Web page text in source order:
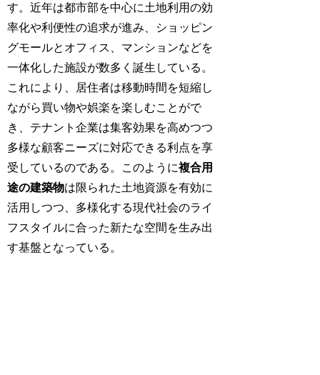
す。近年は都市部を中心に土地利用の効
率化や利便性の追求が進み、ショッピン
グモールとオフィス、マンションなどを
一体化した施設が数多く誕生している。
これにより、居住者は移動時間を短縮し
ながら買い物や娯楽を楽しむことがで
き、テナント企業は集客効果を高めつつ
多様な顧客ニーズに対応できる利点を享
受しているのである。このように複合用
途の建築物は限られた土地資源を有効に
活用しつつ、多様化する現代社会のライ
フスタイルに合った新たな空間を生み出
す基盤となっている。